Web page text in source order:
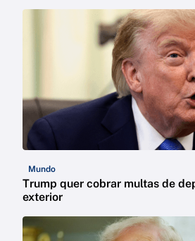
Mundo
Trump quer cobrar multas de
exterior